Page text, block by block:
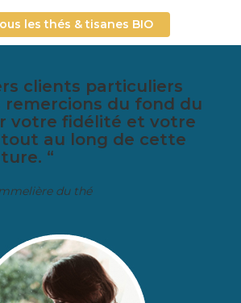
les thés & tisanes BIO
clients particuliers
remercions du fond du
votre fidélité et votre
au long de cette
“
du thé